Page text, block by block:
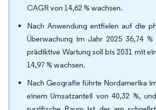
CAGR von 14,62 % wachsen.
Nach Anwendung entfielen auf die
Überwachung im Jahr 2025 36,74 %
prädiktive Wartung soll bis 2031 mit
14,97 % wachsen.
Nach Geografie führte Nordamerika
einem Umsatzanteil von 40,32 %,